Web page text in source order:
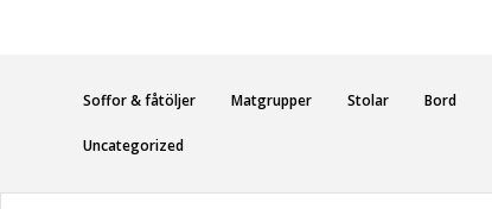
Soffor & fåtöljer Matgrupper Stolar Bord
Uncategorized